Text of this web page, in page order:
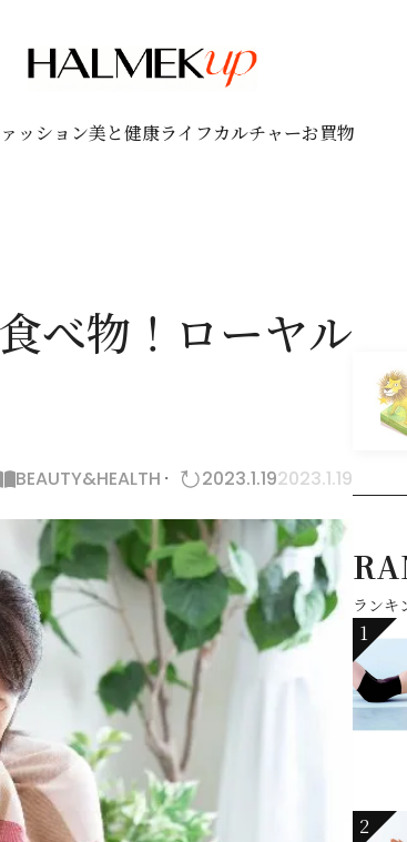
ッション美と健康ライフカルチャーお買物
べ物！ローヤル
BEAUTY&HEALTH 2023.1.192023.1.19
ランキ
1
2